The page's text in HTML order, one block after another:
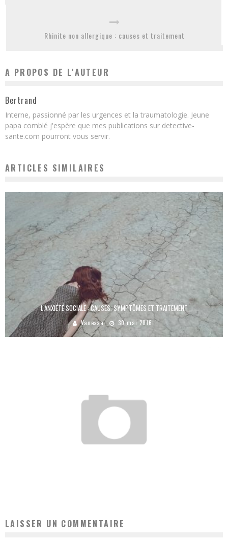
Rhinite non allergique : causes et traitement
A PROPOS DE L'AUTEUR
Bertrand
Interne, passionné par les urgences et la traumatologie. Jeune
papa comblé j'espère que mes publications sur detective-
sante.com pourront vous servir.
ARTICLES SIMILAIRES
L’ANXIÉTÉ SOCIALE : CAUSES, SYMPTÔMES ET TRAITEMENT
Vanessa 30 mai 2016
LAISSER UN COMMENTAIRE